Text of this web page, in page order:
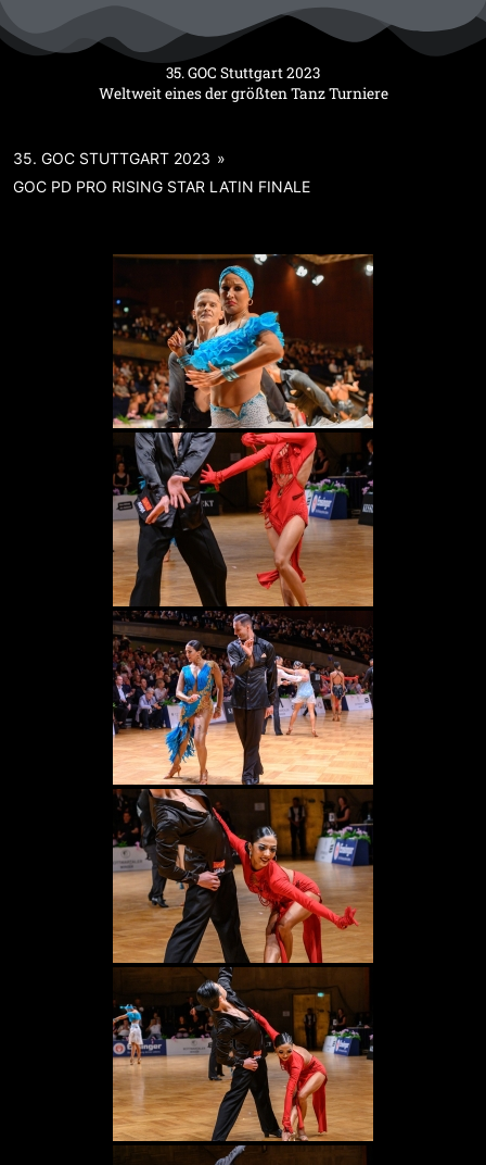
Inhalt
35. GOC Stuttgart 2023
Weltweit eines der größten Tanz Turniere
35. GOC STUTTGART 2023 »
GOC PD PRO RISING STAR LATIN FINALE